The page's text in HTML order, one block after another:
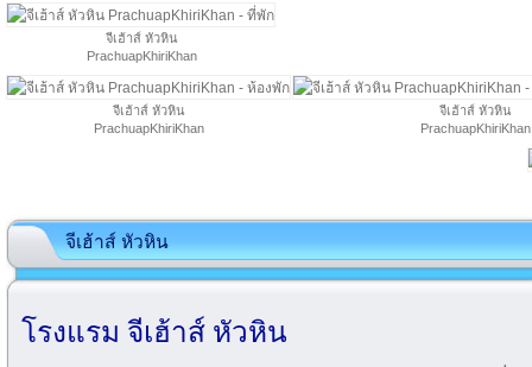
จีเฮ้าส์ หัวหิน
PrachuapKhiriKhan
จีเฮ้าส์ หัวหิน
PrachuapKhiriKhan
จีเฮ้าส์ หัวหิน
PrachuapKhiriKhan
จีเฮ้าส์ หัวหิน
โรงแรม จีเฮ้าส์ หัวหิน